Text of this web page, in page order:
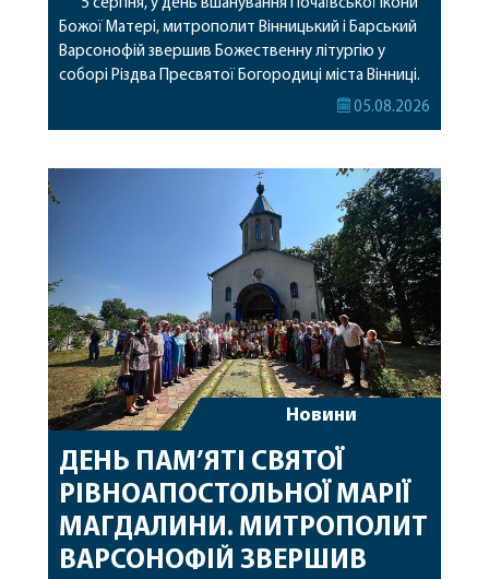
5 серпня, у день вшанування Почаївської ікони
Божої Матері, митрополит Вінницький і Барський
Варсонофій звершив Божественну літургію у
соборі Різдва Пресвятої Богородиці міста Вінниці.
Його Високопреосвященству співслужили
священному сані. Під час богослужіння підносилися
особливі молитви за мир в Україні, за воїнів, які
05.08.2026
Новини
ДЕНЬ ПАМ’ЯТІ СВЯТОЇ
РІВНОАПОСТОЛЬНОЇ МАРІЇ
МАГДАЛИНИ. МИТРОПОЛИТ
ВАРСОНОФІЙ ЗВЕРШИВ